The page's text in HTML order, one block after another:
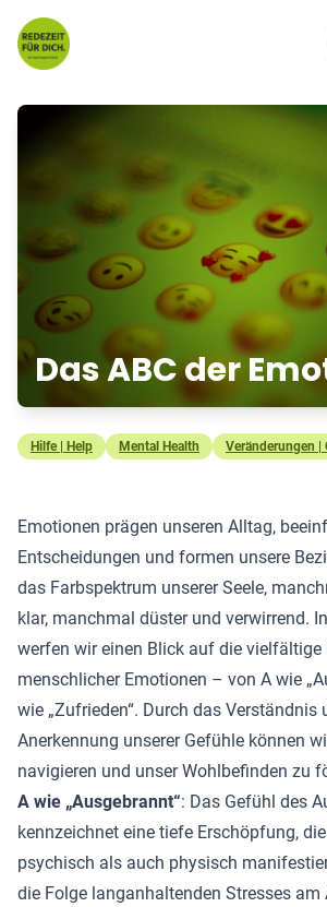
Das ABC der
Hilfe | Help Mental Health Veränderungen |
Emotionen prägen unseren Alltag,
Entscheidungen und formen unsere
das Farbspektrum unserer Seele,
klar, manchmal düster und verwirrend.
werfen wir einen Blick auf die
menschlicher Emotionen – von A wie
wie „Zufrieden“. Durch das Verständnis
Anerkennung unserer Gefühle können
navigieren und unser Wohlbefinden zu
A wie „Ausgebrannt“: Das Gefühl des
kennzeichnet eine tiefe Erschöpfung,
psychisch als auch physisch
die Folge langanhaltenden Stresses